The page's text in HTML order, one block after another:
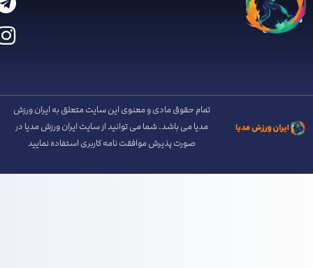
تمام حقوق مادی و معنوی این سایت متعلق به ایران ورزش
مدیا می باشد. شما می توانید از سایت ایران ورزش مدیا در
صورت پذیرش موافقت نامه کاربری استفاده نمایید